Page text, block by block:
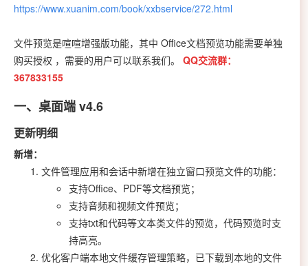
https://www.xuanim.com/book/xxbservice/272.html
文件预览是喧喧增强版功能，其中 Office文档预览功能需要单独
购买授权 ， 需要的用户可以联系我们。
QQ交流群：
367833155
一、桌面端 v4.6
更新明细
新增：
文件管理应用和会话中新增在独立窗口预览文件的功能：
支持Office、PDF等文档预览；
支持音频和视频文件预览；
支持txt和代码等文本类文件的预览，代码预览时支
持高亮。
优化客户端本地文件缓存管理策略，已下载到本地的文件